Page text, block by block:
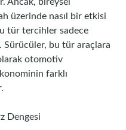
üzerinde nasıl bir etkisi
tür tercihler sadece
Sürücüler, bu tür araçlara
otomotiv
farklı
Dengesi